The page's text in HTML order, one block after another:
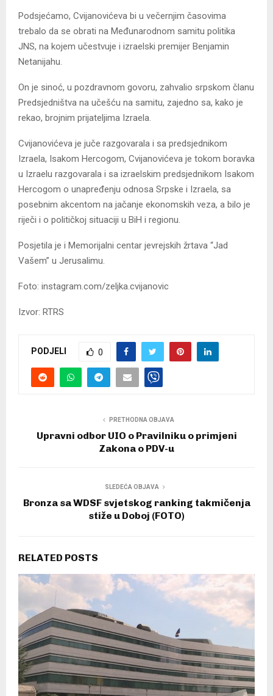
Podsjećamo, Cvijanovićeva bi u večernjim časovima
trebalo da se obrati na Međunarodnom samitu politika
ЈNS, na kojem učestvuje i izraelski premijer Benjamin
Netanijahu.
On je sinoć, u pozdravnom govoru, zahvalio srpskom članu
Predsjedništva na učešću na samitu, zajedno sa, kako je
rekao, brojnim prijateljima Izraela.
Cvijanovićeva je juče razgovarala i sa predsjednikom
Izraela, Isakom Hercogom, Cvijanovićeva je tokom boravka
u Izraelu razgovarala i sa izraelskim predsjednikom Isakom
Hercogom o unapređenju odnosa Srpske i Izraela, sa
posebnim akcentom na jačanje ekonomskih veza, a bilo je
riječi i o političkoj situaciji u BiH i regionu.
Posjetila je i Memorijalni centar jevrejskih žrtava “Јad
Vašem” u Јerusalimu.
Foto: instagram.com/zeljka.cvijanovic
Izvor: RTRS
PODJELI 0
PRETHODNA OBJAVA
Upravni odbor UIO o Pravilniku o primjeni
Zakona o PDV-u
SLEDEĆA OBJAVA
Bronza sa WDSF svjetskog ranking takmičenja
stiže u Doboj (FOTO)
RELATED POSTS